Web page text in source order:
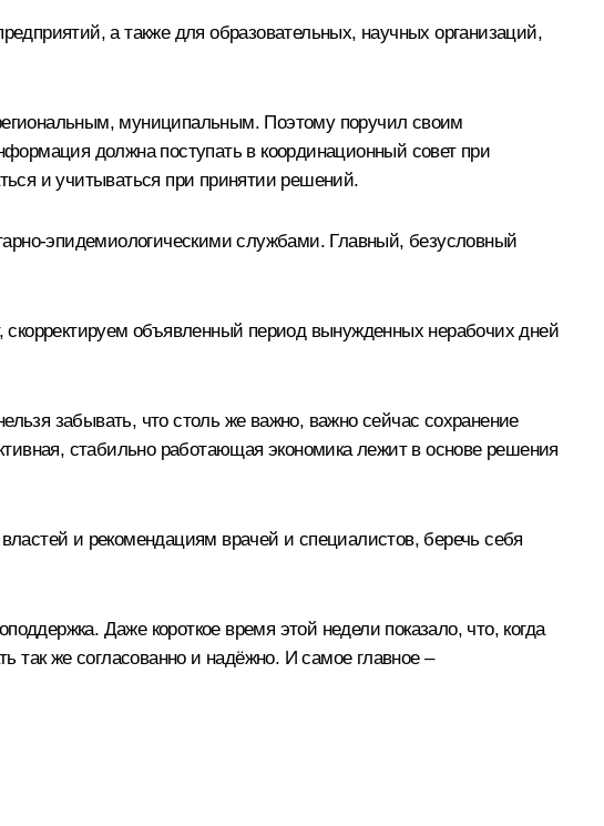
а также для образовательных, научных организаций,
муниципальным. Поэтому поручил своим
должна поступать в координационный совет при
и учитываться при принятии решений.
эпидемиологическими службами. Главный, безусловный
объявленный период вынужденных нерабочих дней
забывать, что столь же важно, важно сейчас сохранение
стабильно работающая экономика лежит в основе решения
и рекомендациям врачей и специалистов, беречь себя
Даже короткое время этой недели показало, что, когда
же согласованно и надёжно. И самое главное –